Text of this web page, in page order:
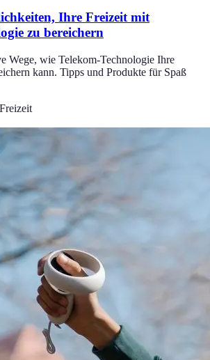
Ihre Freizeit mit
zu bereichern
Wege, wie Telekom-Technologie Ihre
kann. Tipps und Produkte für Spaß
Freizeit